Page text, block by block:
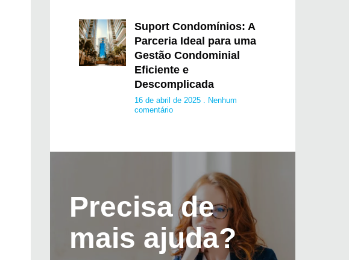
Suport Condomínios: A
Parceria Ideal para uma
Gestão Condominial
Eficiente e
Descomplicada
16 de abril de 2025
Nenhum
comentário
Precisa de
mais ajuda?